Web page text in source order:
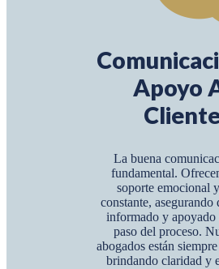
Apoyo
La buena
fundamental.
soporte emocional
constante, asegurando
informado y apoyado
paso del proceso.
abogados están
brindando claridad y